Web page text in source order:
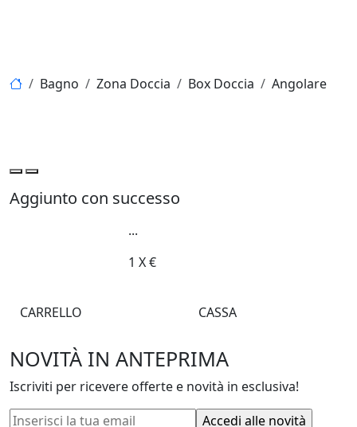
Bagno Zona Doccia Box Doccia Angolare
Aggiunto con successo
...
1 X€
CARRELLO CASSA
NOVITÀ IN ANTEPRIMA
Iscriviti per ricevere offerte e novità in esclusiva!